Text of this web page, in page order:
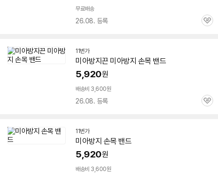
무료배송
26.08. 등록
관
11번가
미아방지끈 미아방지 손목 밴드
5,920원
배송비 3,600원
26.08. 등록
관
11번가
미아방지 손목 밴드
5,920원
배송비 3,600원